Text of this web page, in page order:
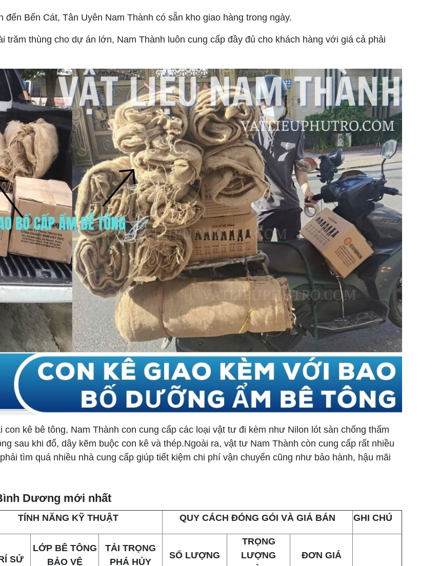
đến Bến Cát, Tân Uyên Nam Thành có sẵn kho giao hàng trong ngày.
trăm thùng cho dự án lớn, Nam Thành luôn cung cấp đầy đủ cho khách hàng với giá cả phải
con kê bê tông, Nam Thành con cung cấp các loại vật tư đi kèm như Nilon lót sàn chống thấm
sau khi đổ, dây kẽm buộc con kê và thép.Ngoài ra, vật tư Nam Thành còn cung cấp rất nhiều
tìm quá nhiều nhà cung cấp giúp tiết kiệm chi phí vận chuyển cũng như bảo hành, hậu mãi
Dương mới nhất
TÍNH NĂNG KỸ THUẬT QUY CÁCH ĐÓNG GÓI VÀ GIÁ BÁN GHI CHÚ
SỬ
LỚP BÊ TÔNG
BẢO VỆ
TẢI TRỌNG
PHÁ HỦY
SỐ LƯỢNG
TRỌNG
LƯỢNG
ĐƠN GIÁ